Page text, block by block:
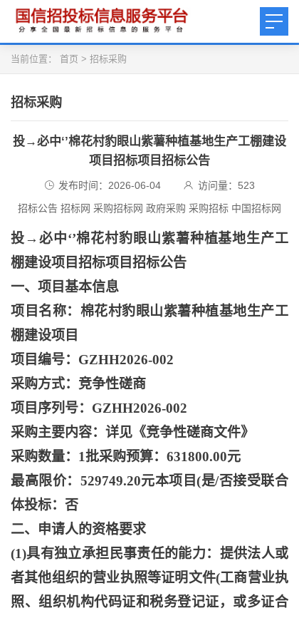
当前位置： 首页 > 招标采购
招标采购
投→必中‘’棉花村豹眼山紫薯种植基地生产工棚建设
项目招标项目招标公告
发布时间：2026-06-04 访问量： 523
招标公告 招标网 采购招标网 政府采购 采购招标 中国招标网
投→必中‘’棉花村豹眼山紫薯种植基地生产工
棚建设项目招标项目招标公告
一、项目基本信息
项目名称：棉花村豹眼山紫薯种植基地生产工
棚建设项目
项目编号： GZHH2026-002
采购方式：竞争性磋商
项目序列号： GZHH2026-002
采购主要内容：详见《竞争性磋商文件》
采购数量： 1批采购预算：631800.00元
最高限价： 529749.20元本项目(是/否接受联合
体投标：否
二、申请人的资格要求
(1)具有独立承担民事责任的能力：提供法人或
者其他组织的营业执照等证明文件(工商营业执
照、组织机构代码证和税务登记证，或多证合